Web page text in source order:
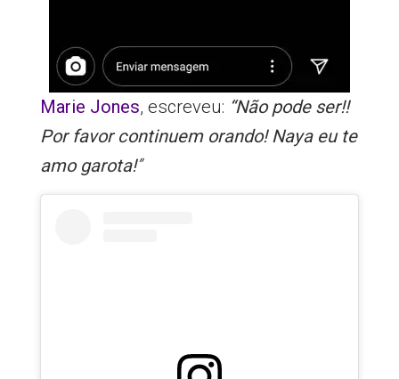
Marie Jones, escreveu: “Não pode ser!!
Por favor continuem orando! Naya eu te
amo garota!”